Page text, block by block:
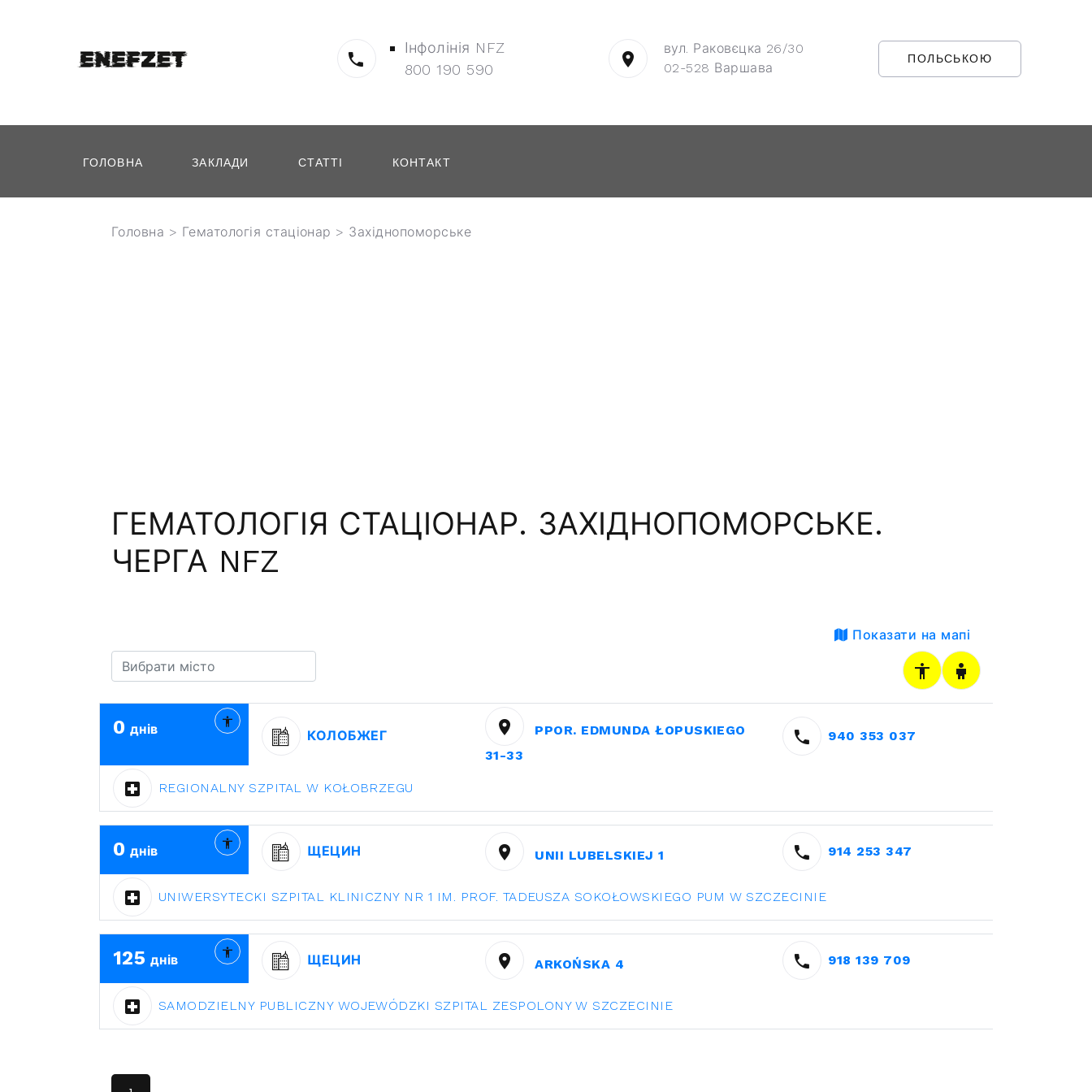
Інфолінія NFZ
800 190 590
вул. Раковєцка 26/30
02-528 Варшава
ПОЛЬСЬКОЮ
ГОЛОВНА ЗАКЛАДИ СТАТТІ КОНТАКТ
Головна > Гематологія стаціонар > Західнопоморське
ГЕМАТОЛОГІЯ СТАЦІОНАР. ЗАХІДНОПОМОРСЬКЕ.
ЧЕРГА NFZ
Показати на мапі
0 днів КОЛОБЖЕГ
PPOR. EDMUNDA ŁOPUSKIEGO
31-33
940 353 037
REGIONALNY SZPITAL W KOŁOBRZEGU
0 днів ЩЕЦИН UNII LUBELSKIEJ 1 914 253 347
UNIWERSYTECKI SZPITAL KLINICZNY NR 1 IM. PROF. TADEUSZA SOKOŁOWSKIEGO PUM W SZCZECINIE
125 днів ЩЕЦИН ARKOŃSKA 4 918 139 709
SAMODZIELNY PUBLICZNY WOJEWÓDZKI SZPITAL ZESPOLONY W SZCZECINIE